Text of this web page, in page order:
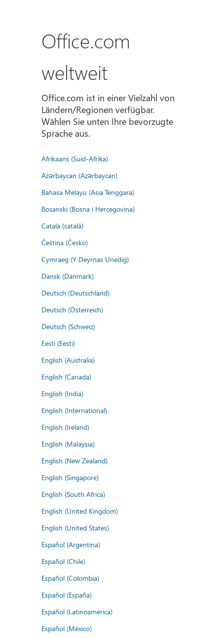
Office.com
weltweit
Office.com ist in einer Vielzahl von
Ländern/Regionen verfügbar.
Wählen Sie unten Ihre bevorzugte
Sprache aus.
Afrikaans (Suid-Afrika)
Azərbaycan (Azərbaycan)
Bahasa Melayu (Asia Tenggara)
Bosanski (Bosna i Hercegovina)
Català (català)
Čeština (Česko)
Cymraeg (Y Deyrnas Unedig)
Dansk (Danmark)
Deutsch (Deutschland)
Deutsch (Österreich)
Deutsch (Schweiz)
Eesti (Eesti)
English (Australia)
English (Canada)
English (India)
English (International)
English (Ireland)
English (Malaysia)
English (New Zealand)
English (Singapore)
English (South Africa)
English (United Kingdom)
English (United States)
Español (Argentina)
Español (Chile)
Español (Colombia)
Español (España)
Español (Latinoamérica)
Español (México)